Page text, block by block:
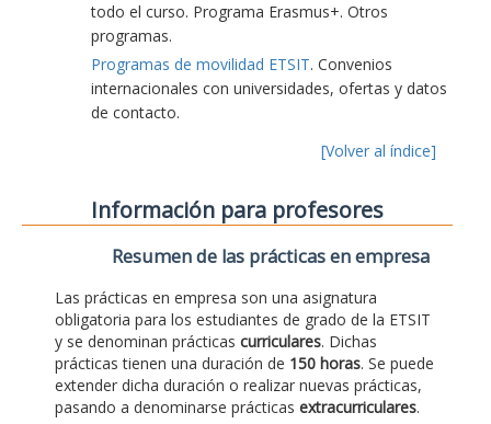
todo el curso. Programa Erasmus+. Otros
programas.
Programas de movilidad ETSIT. Convenios
internacionales con universidades, ofertas y datos
de contacto.
[Volver al índice]
Información para profesores
Resumen de las prácticas en empresa
Las prácticas en empresa son una asignatura
obligatoria para los estudiantes de grado de la ETSIT
y se denominan prácticas curriculares. Dichas
prácticas tienen una duración de 150 horas. Se puede
extender dicha duración o realizar nuevas prácticas,
pasando a denominarse prácticas extracurriculares.